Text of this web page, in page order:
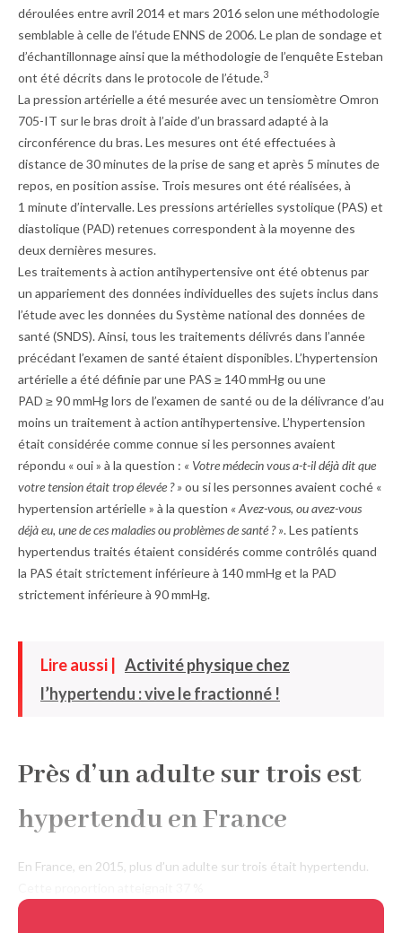
déroulées entre avril 2014 et mars 2016 selon une méthodologie
semblable à celle de l’étude ENNS de 2006. Le plan de sondage et
d’échantillonnage ainsi que la méthodologie de l’enquête Esteban
ont été décrits dans le protocole de l’étude.3
La pression artérielle a été mesurée avec un tensiomètre Omron
705-IT sur le bras droit à l’aide d’un brassard adapté à la
circonférence du bras. Les mesures ont été effectuées à
distance de 30 minutes de la prise de sang et après 5 minutes de
repos, en position assise. Trois mesures ont été réalisées, à
1 minute d’intervalle. Les pressions artérielles systolique (PAS) et
diastolique (PAD) retenues correspondent à la moyenne des
deux dernières mesures.
Les traitements à action antihypertensive ont été obtenus par
un appariement des données individuelles des sujets inclus dans
l’étude avec les données du Système national des données de
santé (SNDS). Ainsi, tous les traitements délivrés dans l’année
précédant l’examen de santé étaient disponibles. L’hypertension
artérielle a été définie par une PAS ≥ 140 mmHg ou une
PAD ≥ 90 mmHg lors de l’examen de santé ou de la délivrance d’au
moins un traitement à action antihypertensive. L’hypertension
était considérée comme connue si les personnes avaient
répondu « oui » à la question : « Votre médecin vous a-t-il déjà dit que
votre tension était trop élevée ? » ou si les personnes avaient coché «
hypertension artérielle » à la question « Avez-vous, ou avez-vous
déjà eu, une de ces maladies ou problèmes de santé ? ». Les patients
hyper­tendus traités étaient considérés comme contrôlés quand
la PAS était strictement inférieure à 140 mmHg et la PAD
strictement inférieure à 90 mmHg.
Lire aussi |
Activité physique chez
l’hypertendu : vive le fractionné !
Près d’un adulte sur trois est
hypertendu en France
En France, en 2015, plus d’un adulte sur trois était hypertendu.